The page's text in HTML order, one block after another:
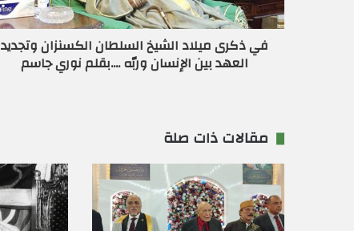
ر
ي
في ذكرى ميلاد الشيخ السلطان الكسنزان وتجديد
العهد بين الإنسان وربّه ....بقلم نوري جاسم
مقالات ذات صلة